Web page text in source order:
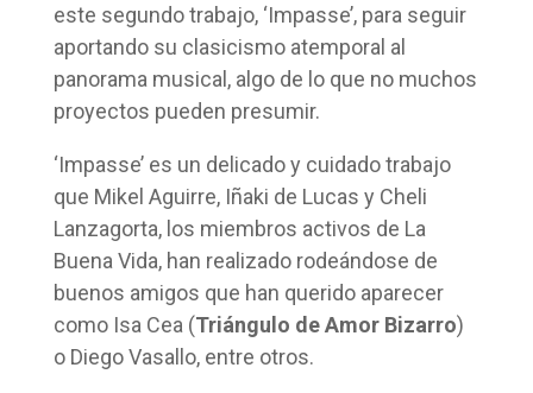
este segundo trabajo, ‘Impasse’, para seguir
aportando su clasicismo atemporal al
panorama musical, algo de lo que no muchos
proyectos pueden presumir.
‘Impasse’ es un delicado y cuidado trabajo
que Mikel Aguirre, Iñaki de Lucas y Cheli
Lanzagorta, los miembros activos de La
Buena Vida, han realizado rodeándose de
buenos amigos que han querido aparecer
como Isa Cea (Triángulo de Amor Bizarro)
o Diego Vasallo, entre otros.